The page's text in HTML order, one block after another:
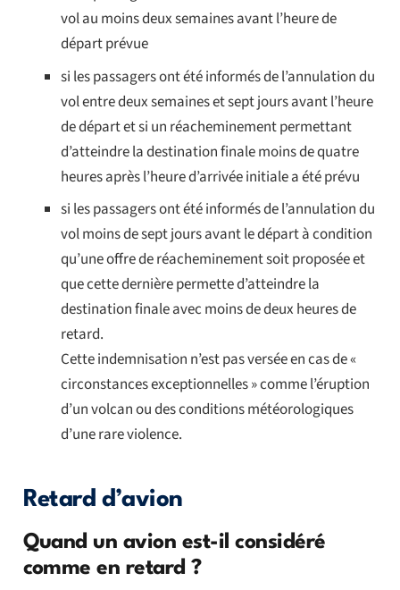
vol au moins deux semaines avant l’heure de
départ prévue
si les passagers ont été informés de l’annulation du
vol entre deux semaines et sept jours avant l’heure
de départ et si un réacheminement permettant
d’atteindre la destination finale moins de quatre
heures après l’heure d’arrivée initiale a été prévu
si les passagers ont été informés de l’annulation du
vol moins de sept jours avant le départ à condition
qu’une offre de réacheminement soit proposée et
que cette dernière permette d’atteindre la
destination finale avec moins de deux heures de
retard.
Cette indemnisation n’est pas versée en cas de «
circonstances exceptionnelles » comme l’éruption
d’un volcan ou des conditions météorologiques
d’une rare violence.
Retard d’avion
Quand un avion est-il considéré
comme en retard ?